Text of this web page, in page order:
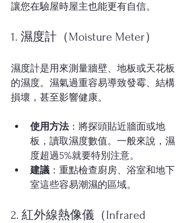
讓您在驗屋時屋主也能更有自信。
1. 濕度計（Moisture Meter）
濕度計是用來測量牆壁、地板或天花板
的濕度。濕氣過重容易導致發霉、結構
損壞，甚至影響健康。
使用方法：將探頭貼近牆面或地
板，讀取濕度數值。一般來說，濕
度超過5%就要特別注意。
建議 ：重點檢查廚房、浴室和地下
室這些容易潮濕的區域。
2. 紅外線熱像儀（Infrared